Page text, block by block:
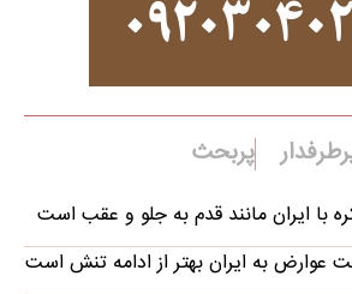
پربحث
ایران مانند قدم به جلو و عقب است
عوارض به ایران بهتر از ادامه تنش است